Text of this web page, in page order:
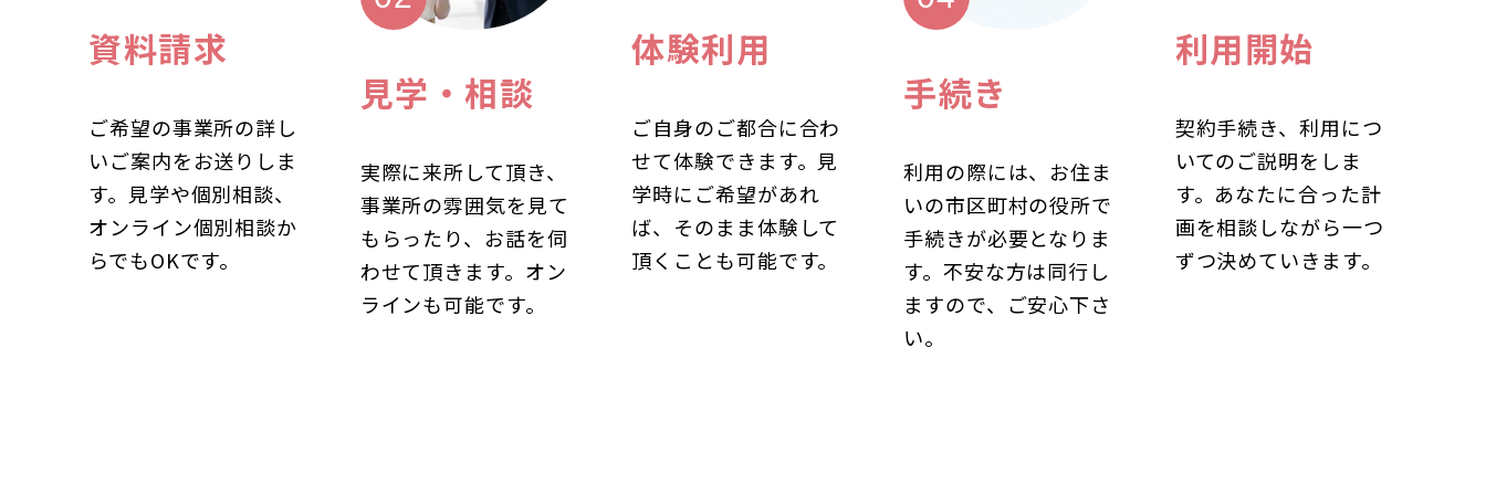
資料請求
ご希望の事業所の詳し
いご案内をお送りしま
す。見学や個別相談、
オンライン個別相談か
らでもOKです。
見学・相談
実際に来所して頂き、
事業所の雰囲気を見て
もらったり、お話を伺
わせて頂きます。オン
ラインも可能です。
体験利用
ご自身のご都合に合わ
せて体験できます。見
学時にご希望があれ
ば、そのまま体験して
頂くことも可能です。
手続き
利用の際には、お住ま
いの市区町村の役所で
手続きが必要となりま
す。不安な方は同行し
ますので、ご安心下さ
い。
利用開始
契約手続き、利用につ
いてのご説明をしま
す。あなたに合った計
画を相談しながら一つ
ずつ決めていきます。